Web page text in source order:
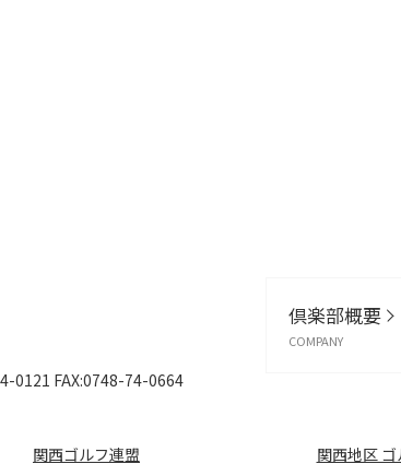
倶楽部概要
COMPANY
0121 FAX:0748-74-0664
関西ゴルフ連盟 関西地区